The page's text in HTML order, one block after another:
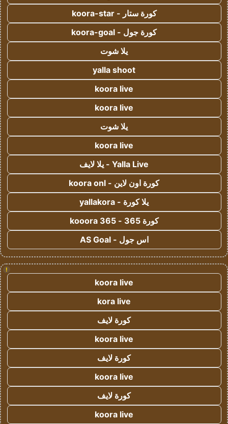
كورة ستار - koora-star
كورة جول - koora-goal
يلا شوت
yalla shoot
koora live
koora live
يلا شوت
koora live
Yalla Live - يلا لايف
كورة اون لاين - koora onl
يلا كورة - yallakora
كورة 365 - kooora 365
اس جول - AS Goal
!
koora live
kora live
كورة لايف
koora live
كورة لايف
koora live
كورة لايف
koora live